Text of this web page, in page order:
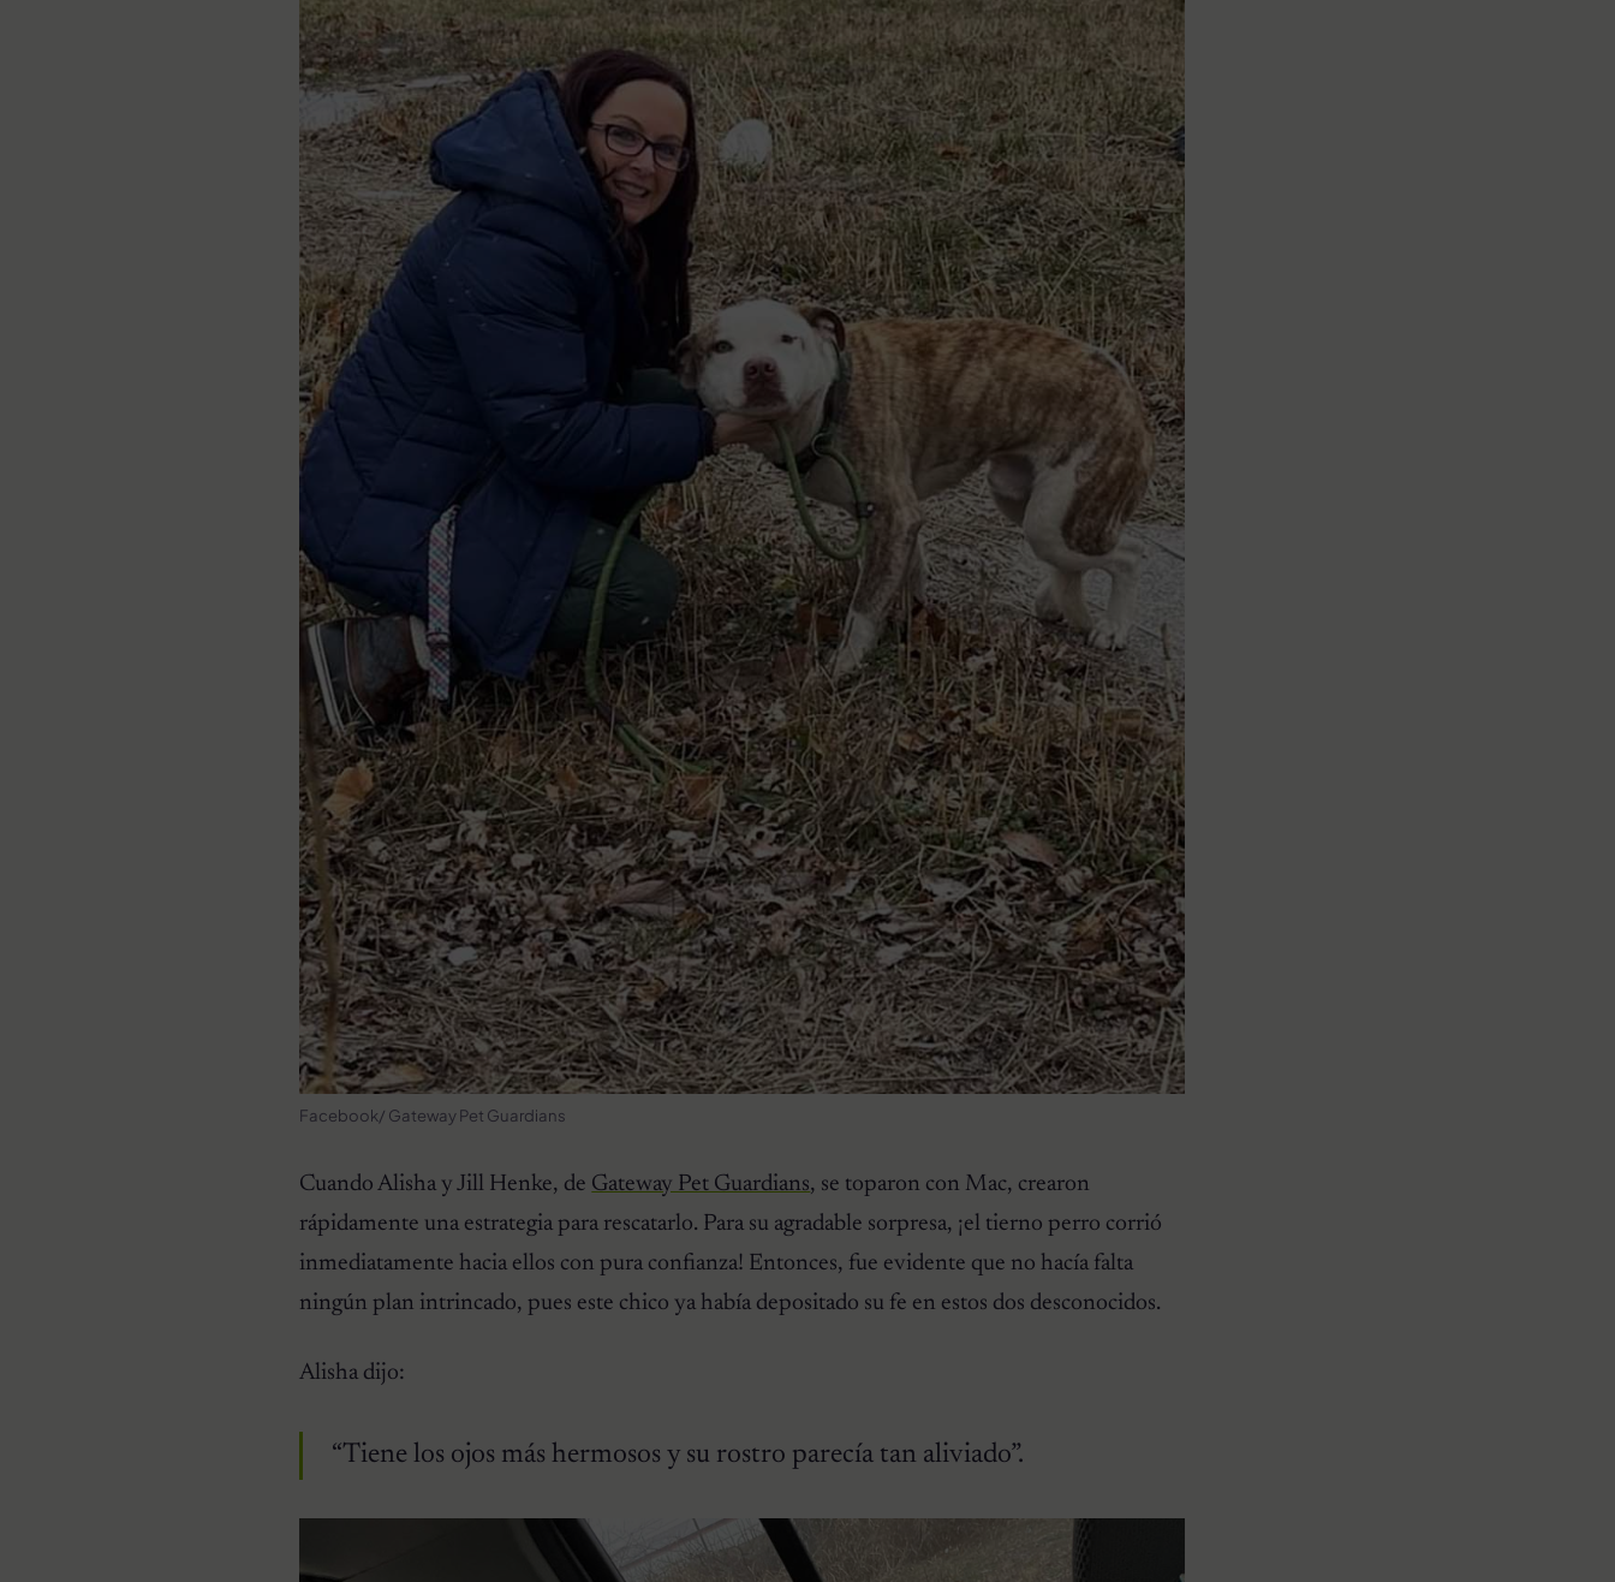
Facebook/ Gateway Pet Guardians
Cuando Alisha y Jill Henke, de Gateway Pet Guardians, se toparon con Mac, crearon
rápidamente una estrategia para rescatarlo. Para su agradable sorpresa, ¡el tierno perro corrió
inmediatamente hacia ellos con pura confianza! Entonces, fue evidente que no hacía falta
ningún plan intrincado, pues este chico ya había depositado su fe en estos dos desconocidos.
Alisha dijo:
“Tiene los ojos más hermosos y su rostro parecía tan aliviado”.